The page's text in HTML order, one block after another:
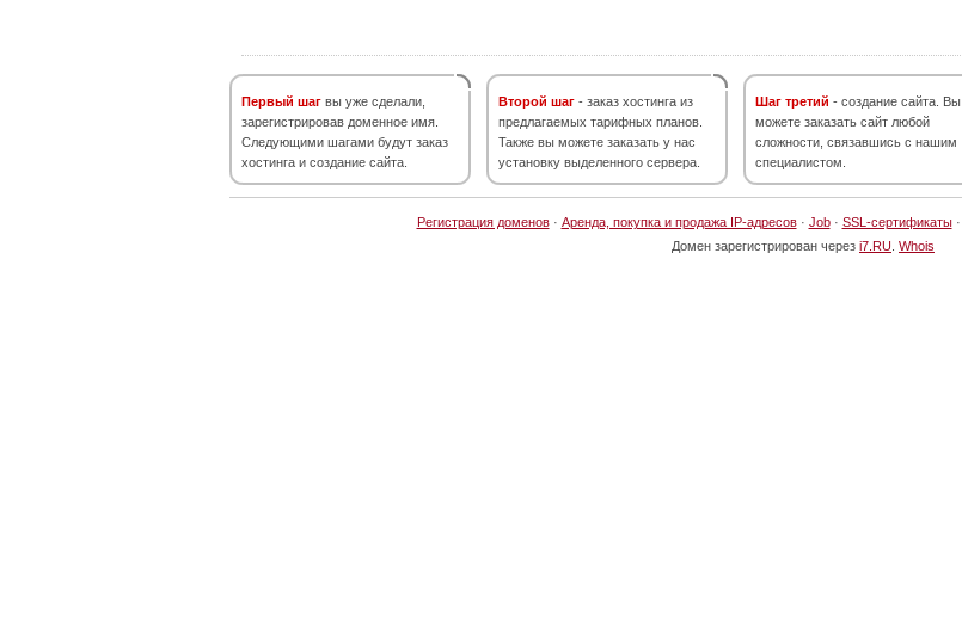
Первый шаг вы уже сделали,
зарегистрировав доменное имя.
Следующими шагами будут заказ
хостинга и создание сайта.
Второй шаг - заказ хостинга из
предлагаемых тарифных планов.
Также вы можете заказать у нас
установку выделенного сервера.
Шаг третий - создание сайта. Вы
можете заказать сайт любой
сложности, связавшись с нашим
специалистом.
Регистрация доменов· Аренда, покупка и продажа IP-адресов· Job· SSL-сертификаты·
Домен зарегистрирован через i7.RU Whois